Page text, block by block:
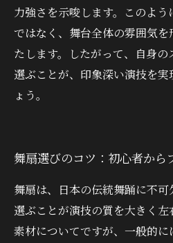
力強さを示唆します。このよ
ではなく、舞台全体の雰囲気
たします。したがって、自身
選ぶことが、印象深い演技を
ょう。
舞扇選びのコツ：初心者から
舞扇は、日本の伝統舞踊に不可
選ぶことが演技の質を大きく
素材についてですが、一般的に